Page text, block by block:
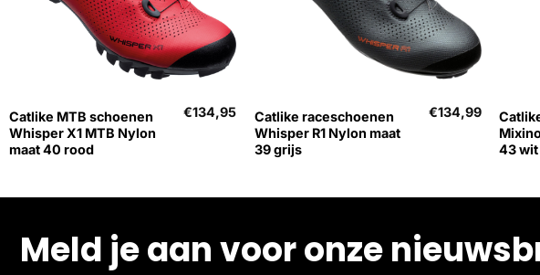
Catlike MTB schoenen
Whisper X1 MTB Nylon
maat 40 rood
€134,95
Catlike raceschoenen
Whisper R1 Nylon maat
39 grijs
€134,99
43 wit
Meld je aan voor onze